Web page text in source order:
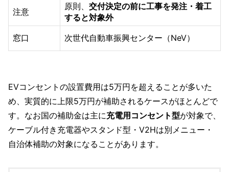
注意
原則、 交付決定の前に工事を発注・着工
すると対象外
窓口
次世代自動車振興センター（NeV）
EVコンセントの設置費用は5万円を超えることが多いた
め、実質的に上限5万円が補助されるケースがほとんどで
す。なお国の補助金は主に充電用コンセント型が対象で、
ケーブル付き充電器やスタンド型・V2Hは別メニュー・
自治体補助の対象になることがあります。